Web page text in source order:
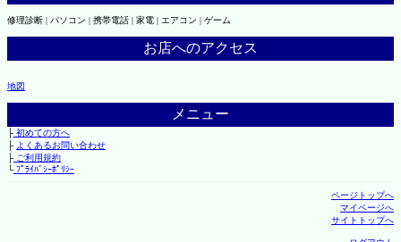
修理診断 | パソコン | 携帯電話 | 家電 | エアコン | ゲーム
お店へのアクセス
地図
メニュー
├初めての方へ
├ よくあるお問い合わせ
├ご利用規約
└ﾌﾟﾗｲﾊﾞｼｰﾎﾟﾘｼｰ
ページトップへ
マイページへ
サイトトップへ